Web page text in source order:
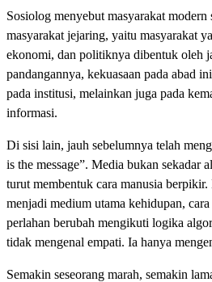
Sosiolog menyebut masyarakat
masyarakat jejaring, yaitu masyarakat
ekonomi, dan politiknya dibentuk oleh
pandangannya, kekuasaan pada abad
pada institusi, melainkan juga pada
informasi.
Di sisi lain, jauh sebelumnya telah
is the message”. Media bukan sekadar
turut membentuk cara manusia
menjadi medium utama kehidupan,
perlahan berubah mengikuti logika
tidak mengenal empati. Ia hanya
Semakin seseorang marah, semakin